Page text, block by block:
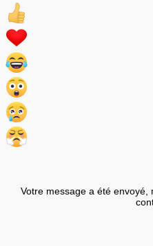
Votre message a été